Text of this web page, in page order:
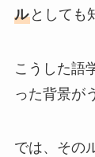
ルとしても
こうした語
った背景が
では、その